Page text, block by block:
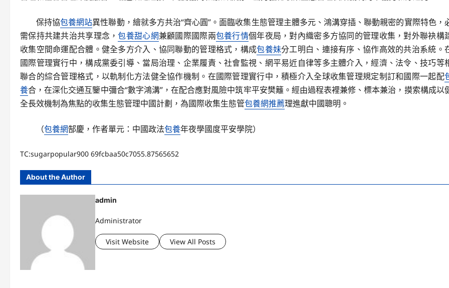
保持協包養網站異性聯動，繪就多方共治“齊心圓”。面臨收集生態管理主體多元、鴻溝穿插、聯動親密的實際特色，
需保持共建共治共享理念，包養甜心網兼顧國際國際兩包養行情個年夜局，對內織密多方協同的管理收集，對外聯袂構
收集空間命運配合體。健全多方介入、協同聯動的管理格式，構成包養妹分工明白、連接有序、協作高效的共治系統。
國際管理實行中，構成黨委引導、當局治理、企業履責、社會監視、網平易近自律等多主體介入，經濟、法令、技巧等
聯合的綜合管理格式，以軌制化方法健全協作機制。在國際管理實行中，積極介入全球收集管理規定制訂和國際一起配
養合，在深化交通互鑒中彌合“數字鴻溝”，在配合應對風險中筑牢平安樊籬。經由過程表裡兼修、標本兼治，摸索構成以
全長效機制為焦點的收集生態管理中國計劃，為國際收集生態管包養網推薦理進獻中國聰明。
（包養網郜慶， 作者單元：中國政法包養年夜學國度平安學院）
TC:sugarpopular900 69fcbaa50c7055.87565652
About the Author
admin
Administrator
Visit Website View All Posts